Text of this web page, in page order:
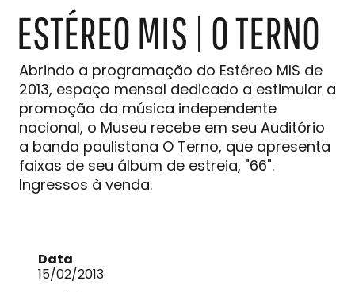
ESTÉREO MIS | O TERNO
Abrindo a programação do Estéreo MIS de
2013, espaço mensal dedicado a estimular a
promoção da música independente
nacional, o Museu recebe em seu Auditório
a banda paulistana O Terno, que apresenta
faixas de seu álbum de estreia, "66".
Ingressos à venda.
Data
15/02/2013